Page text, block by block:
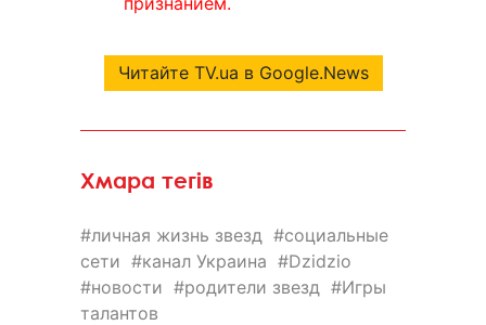
Читайте TV.ua в Google.News
Хмара тегів
личная жизнь звезд
социальные
сети
канал Украина
Dzidzio
новости
родители звезд
Игры
талантов